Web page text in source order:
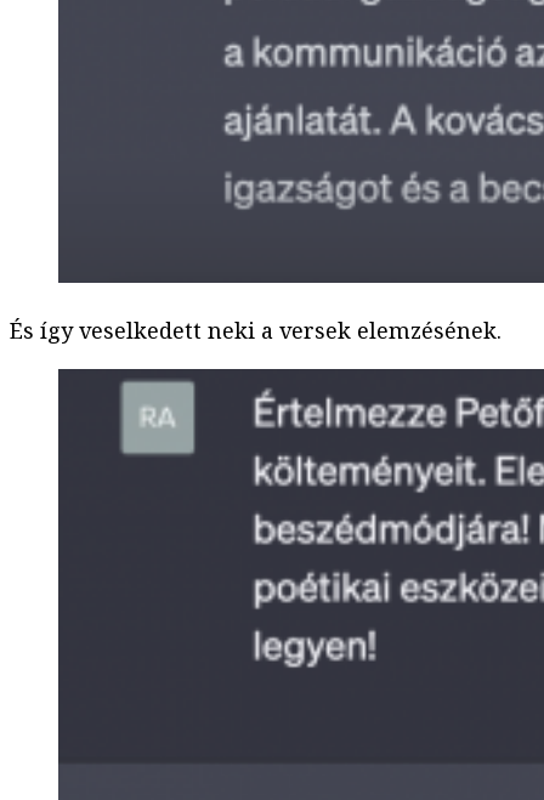
És így veselkedett neki a versek elemzésének.